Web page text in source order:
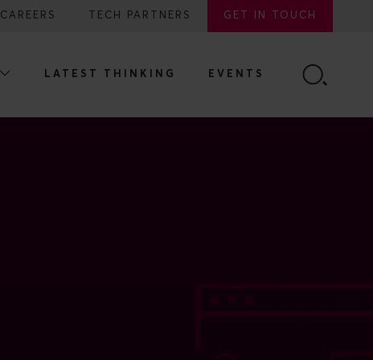
CAREERS TECH PARTNERS GET IN TOUCH
LATEST THINKING EVENTS